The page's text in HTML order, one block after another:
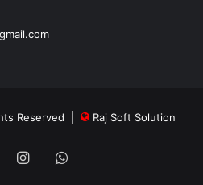
Reserved | Raj Soft Solution
InstagramWhatsApp